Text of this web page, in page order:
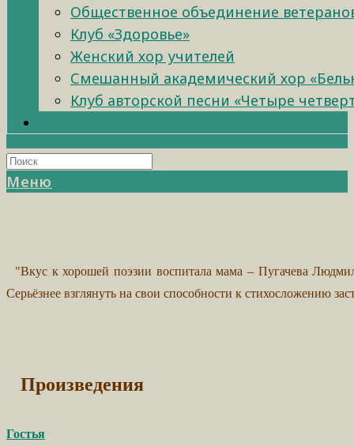
Общественное объединение
Клуб «Здоровье»
Женский хор учителей
Смешанный академический хор
Клуб авторской песни «Четыре
Меню
"Вкус к хорошей поэзии воспитала мама – Пугачева
Серьёзнее взглянуть на свои способности к стихосложению
Произведения
Гостья